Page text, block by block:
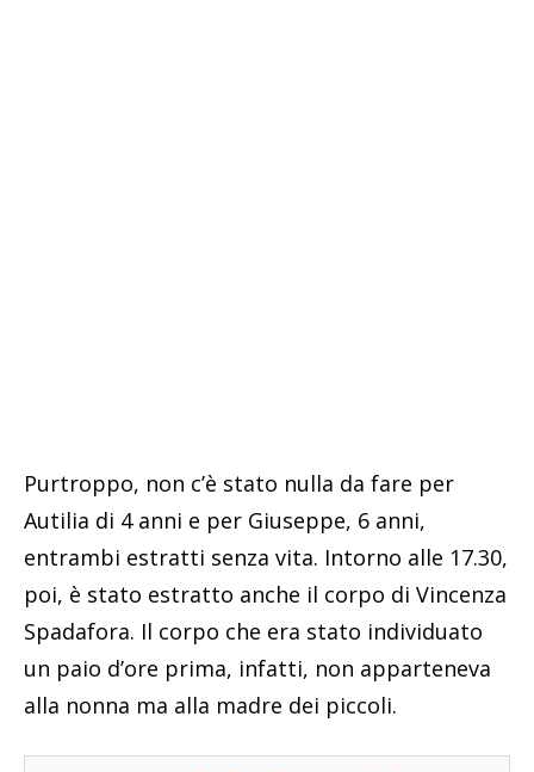
Purtroppo, non c’è stato nulla da fare per
Autilia di 4 anni e per Giuseppe, 6 anni,
entrambi estratti senza vita. Intorno alle 17.30,
poi, è stato estratto anche il corpo di Vincenza
Spadafora. Il corpo che era stato individuato
un paio d’ore prima, infatti, non apparteneva
alla nonna ma alla madre dei piccoli.